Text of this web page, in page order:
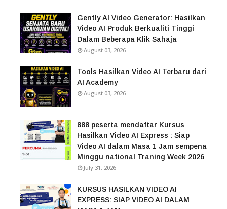
Gently AI Video Generator: Hasilkan
Video AI Produk Berkualiti Tinggi
Dalam Beberapa Klik Sahaja
August 03, 2026
Tools Hasilkan Video AI Terbaru dari
AI Academy
August 03, 2026
888 peserta mendaftar Kursus
Hasilkan Video AI Express : Siap
Video AI dalam Masa 1 Jam sempena
Minggu national Traning Week 2026
July 31, 2026
KURSUS HASILKAN VIDEO AI
EXPRESS: SIAP VIDEO AI DALAM